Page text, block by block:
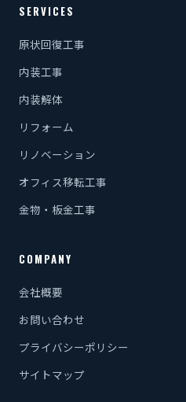
SERVICES
原状回復工事
内装工事
内装解体
リフォーム
リノベーション
オフィス移転工事
金物・板金工事
COMPANY
会社概要
お問い合わせ
プライバシーポリシー
サイトマップ